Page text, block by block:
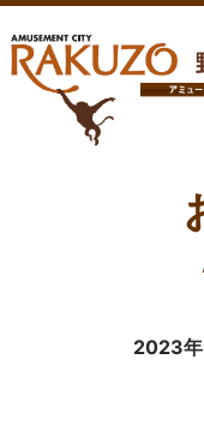
2023年